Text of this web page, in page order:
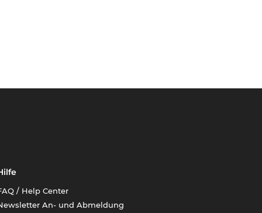
/ Help Center
An- und Abmeldung